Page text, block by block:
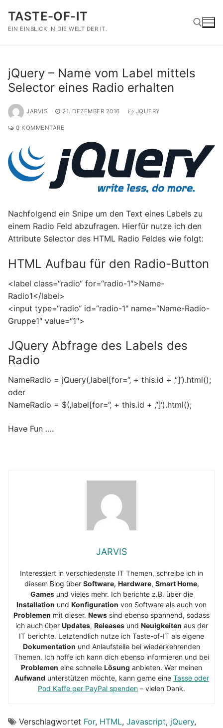
Inhalt
springen
TASTE-OF-IT
EIN EINBLICK IN DIE WELT DER IT.
jQuery – Name vom Label mittels
Selector eines Radio erhalten
JARVIS 21. DEZEMBER 2016 JQUERY
0 KOMMENTARE
Nachfolgend ein Snipe um den Text eines Labels zu
einem Radio Feld abzufragen. Hierfür nutze ich den
Attribute Selector des HTML Radio Feldes wie folgt:
HTML Aufbau für den Radio-Button
<label class=“radio“ for=“radio-1″>Name-
Radio1</label>
<input type=“radio“ id=“radio-1″ name=“Name-Radio-
Gruppe1″ value=“1″>
JQuery Abfrage des Labels des
Radio
NameRadio = jQuery(‚label[for=“‚ + this.id + ‚“]‘).html();
oder
NameRadio = $(‚label[for=“‚ + this.id + ‚“]‘).html();
Have Fun ….
JARVIS
Interessiert in verschiedenste IT Themen, schreibe ich in
diesem Blog über Software, Hardware, Smart Home,
Gamesund vieles mehr. Ich berichte z.B. über die
Installation und Konfiguration von Software als auch von
Problemen mit dieser. News sind ebenso spannend, sodass
ich auch über Updates, Releasesund Neuigkeiten aus der
IT berichte. Letztendlich nutze ich Taste-of-IT als eigene
Dokumentation und Anlaufstelle bei wiederkehrenden
Themen. Ich hoffe ich kann dich ebenso informieren und bei
Problemen eine schnelle Lösung anbieten. Wer meinen
Aufwand unterstützen möchte, kann gerne eine Tasse oder
Pod Kaffe per PayPal spenden – vielen Dank.
Verschlagwortet For, HTML, Javascript, jQuery,